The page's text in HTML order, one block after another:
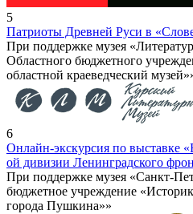
5
Патриоты Древней Руси в
При поддержке музея
Областного бюджетного
областной краеведческий
6
Онлайн-экскурсия по выставке
ой дивизии Ленинградского
При поддержке музея «Санкт-
бюджетное учреждение
города Пушкина»»